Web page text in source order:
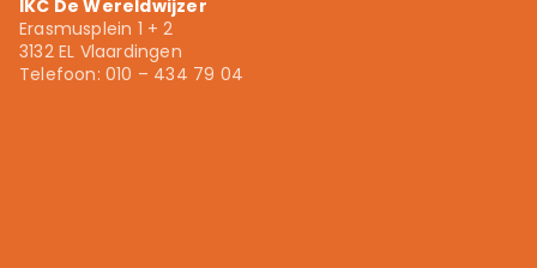
IKC De Wereldwijzer
Erasmusplein 1 + 2
3132 EL Vlaardingen
Telefoon: 010 – 434 79 04